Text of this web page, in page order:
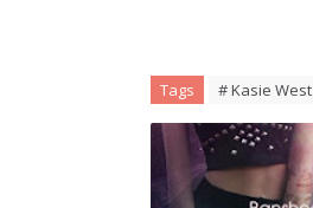
Tags # Kasie West